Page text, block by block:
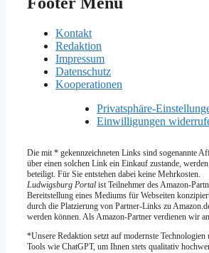
Kontakt
Redaktion
Impressum
Datenschutz
Kooperationen
Privatsphäre-
Einwilligungen
Die mit * gekennzeichneten Links sind sogenannte
über einen solchen Link ein Einkauf zustande,
beteiligt. Für Sie entstehen dabei keine Mehrkosten.
Ludwigsburg Portal ist Teilnehmer des Amazon-
Bereitstellung eines Mediums für Webseiten
durch die Platzierung von Partner-Links zu
werden können. Als Amazon-Partner verdienen wir
*Unsere Redaktion setzt auf modernste
Tools wie ChatGPT, um Ihnen stets qualitativ